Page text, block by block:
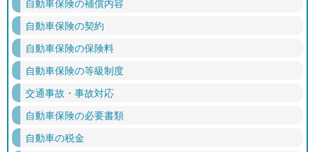
自動車保険の補償内容
自動車保険の契約
自動車保険の保険料
自動車保険の等級制度
交通事故・事故対応
自動車保険の必要書類
自動車の税金